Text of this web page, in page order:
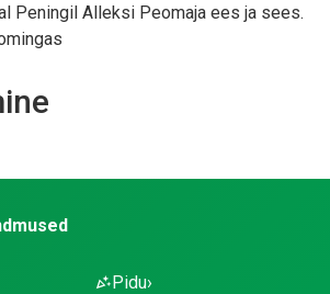
Peningil Alleksi Peomaja ees ja sees.
Pidu